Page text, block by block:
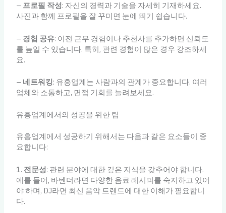
– 프로필 작성: 자신의 경력과 기술을 자세히 기재하세요.
사진과 함께 프로필을 잘 꾸미면 눈에 띄기 쉽습니다.
– 경험 공유: 이전 근무 경험이나 추천사를 추가하면 신뢰도
를 높일 수 있습니다. 특히, 관련 경험이 많은 경우 강조하세
요.
– 네트워킹: 유흥업계는 사람과의 관계가 중요합니다. 여러
업체와 소통하고, 면접 기회를 늘려보세요.
유흥업계에서의 성공을 위한 팁
유흥업계에서 성공하기 위해서는 다음과 같은 요소들이 중
요합니다:
1. 전문성: 관련 분야에 대한 깊은 지식을 갖추어야 합니다.
예를 들어, 바텐더라면 다양한 음료 레시피를 숙지하고 있어
야 하며, DJ라면 최신 음악 트렌드에 대한 이해가 필요합니
다.